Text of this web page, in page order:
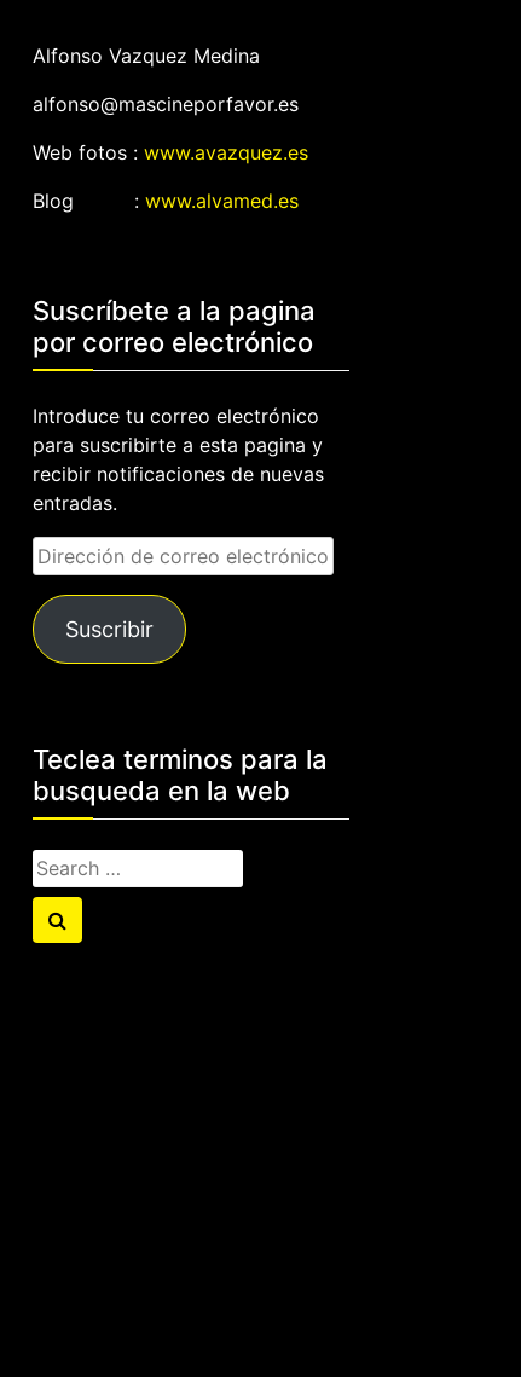
Alfonso Vazquez Medina
alfonso@mascineporfavor.es
Web fotos : www.avazquez.es
Blog : www.alvamed.es
Suscríbete a la pagina
por correo electrónico
Introduce tu correo electrónico
para suscribirte a esta pagina y
recibir notificaciones de nuevas
entradas.
Dirección
de
correo
electrónico
Suscribir
Teclea terminos para la
busqueda en la web
Search
for:
Search